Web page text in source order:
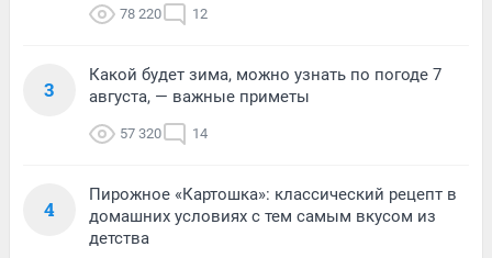
78 220 12
3
Какой будет зима, можно узнать по погоде 7
августа, — важные приметы
57 320 14
4
Пирожное «Картошка»: классический рецепт в
домашних условиях с тем самым вкусом из
детства